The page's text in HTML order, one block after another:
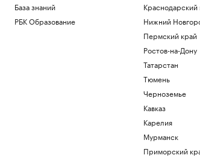
База знаний
РБК Образование
Краснодарский
Нижний
Пермский край
Ростов-на-Дону
Татарстан
Тюмень
Черноземье
Кавказ
Карелия
Мурманск
Приморский